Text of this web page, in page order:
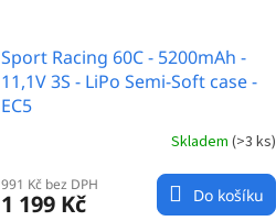
Sport Racing 60C - 5200mAh -
11,1V 3S - LiPo Semi-Soft case -
EC5
Skladem (>3 ks)
991 Kč bez DPH
1 199 Kč Do košíku